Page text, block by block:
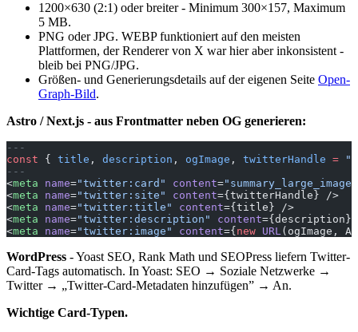
1200×630 (2:1) oder breiter - Minimum 300×157, Maximum
5 MB.
PNG oder JPG. WEBP funktioniert auf den meisten
Plattformen, der Renderer von X war hier aber inkonsistent -
bleib bei PNG/JPG.
Größen- und Generierungsdetails auf der eigenen Seite Open-
Graph-Bild.
Astro / Next.js - aus Frontmatter neben OG generieren:
---
const { title , description , ogImage , twitterHandle =
---
<meta name="twitter:card" content="summary_large_image"
<meta name="twitter:site" content={twitterHandle} />
<meta name="twitter:title" content={title} />
<meta name="twitter:description" content={description}
<meta name="twitter:image" content={ new URL(ogImage,
WordPress - Yoast SEO, Rank Math und SEOPress liefern Twitter-
Card-Tags automatisch. In Yoast: SEO → Soziale Netzwerke →
Twitter → „Twitter-Card-Metadaten hinzufügen” → An.
Wichtige Card-Typen.